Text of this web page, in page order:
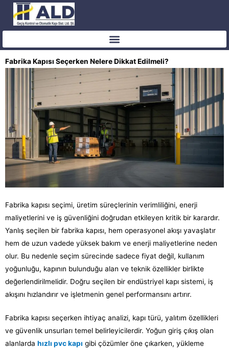
İçeriğe
Fabrika Kapısı Seçerken Nelere Dikkat Edilmeli?
Fabrika kapısı seçimi, üretim süreçlerinin verimliliğini, enerji
maliyetlerini ve iş güvenliğini doğrudan etkileyen kritik bir karardır.
Yanlış seçilen bir fabrika kapısı, hem operasyonel akışı yavaşlatır
hem de uzun vadede yüksek bakım ve enerji maliyetlerine neden
olur. Bu nedenle seçim sürecinde sadece fiyat değil, kullanım
yoğunluğu, kapının bulunduğu alan ve teknik özellikler birlikte
değerlendirilmelidir. Doğru seçilen bir endüstriyel kapı sistemi, iş
akışını hızlandırır ve işletmenin genel performansını artırır.
Fabrika kapısı seçerken ihtiyaç analizi, kapı türü, yalıtım özellikleri
ve güvenlik unsurları temel belirleyicilerdir. Yoğun giriş çıkış olan
alanlarda hızlı pvc kapı gibi çözümler öne çıkarken, yükleme